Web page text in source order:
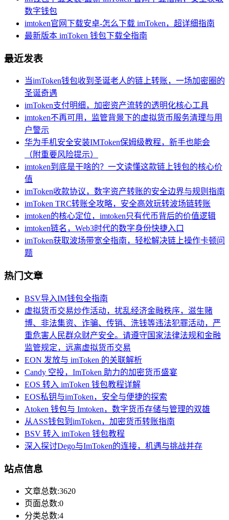
数字钱包
imtoken官网下载安卓-怎么下载 imToken，超详细指南
最新版本 imToken 钱包下载全指南
最近发表
当imToken钱包收到圣诞老人的链上转账，一场加密圈的
圣诞奇遇
imToken支付明细，加密资产流转的透明化核心工具
imtoken不再可用，监管背景下的虚拟货币服务清理与用
户警示
华为手机安全安装IMToken保姆级教程，新手也能会
（附重要风险提示）
imtoken到底是干啥的？一文读懂这款链上钱包的核心价
值
imToken收款协议，数字资产转账的安全边界与规则指南
imToken TRC转账全攻略，安全高效玩转波场链转账
imtoken的核心定位，imtoken只有代币背后的价值逻辑
imtoken链名，Web3时代的数字身份快捷入口
imToken获取波场带宽全指南，轻松解决链上操作卡顿问
题
热门文章
BSV导入IM钱包全指南
虚拟货币交易炒作活动，扰乱经济金融秩序，滋生赌
博、非法集资、诈骗、传销、洗钱等违法犯罪活动，严
重危害人民群众财产安全。请遵守国家法律法规和金融
监管规定，远离虚拟货币交易
EON 发放与 imToken 的关联解析
Candy 空投，ImToken 助力的加密货币盛宴
EOS 转入 imToken 钱包教程详解
EOS私钥与imToken，安全与便捷的探索
Atoken 钱包与 Imtoken，数字货币存储与管理的双雄
从ASS钱包到imToken，加密货币转账指南
BSV 转入 imToken 钱包教程
深入探讨Dego与ImToken的连接，机遇与挑战并存
站点信息
文章总数:3620
页面总数:0
分类总数:4